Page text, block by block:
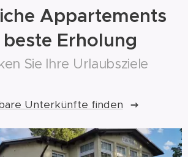
Appartements
Erholung
Sie Ihre Urlaubsziele
Unterkünfte finden